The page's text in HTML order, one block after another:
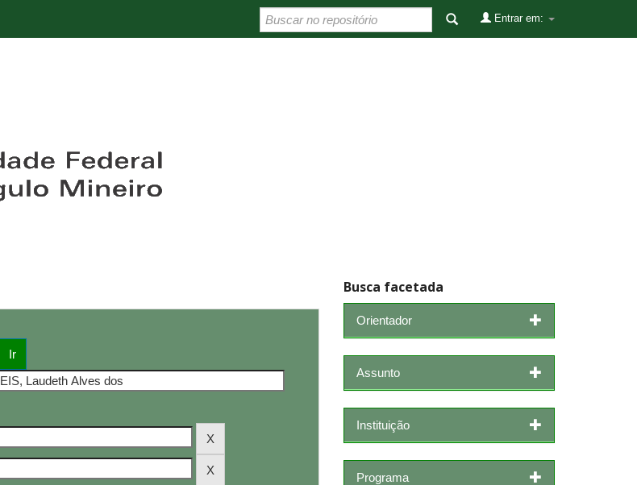
Entrar em:
Busca facetada
Orientador
Assunto
Instituição
Programa